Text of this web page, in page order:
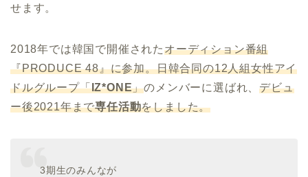
せます。
2018年では韓国で開催されたオーディション番組
『PRODUCE 48』に参加。日韓合同の12人組女性アイ
ドルグループ「IZ*ONE」のメンバーに選ばれ、デビュ
ー後2021年まで専任活動をしました。
3期生のみんなが